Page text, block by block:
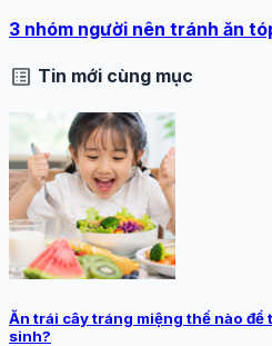
3 nhóm người nên tránh ăn
list_alt Tin mới cùng mục
Ăn trái cây tráng miệng thế nào
sinh?